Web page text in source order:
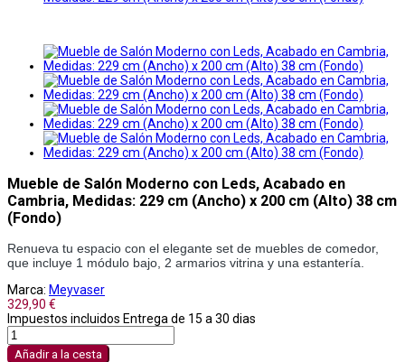
Mueble de Salón Moderno con Leds, Acabado en
Cambria, Medidas: 229 cm (Ancho) x 200 cm (Alto) 38 cm
(Fondo)
Renueva tu espacio con el elegante set de muebles de comedor,
que incluye 1 módulo bajo, 2 armarios vitrina y una estantería.
Marca: Meyvaser
329,90 €
Impuestos incluidos Entrega de 15 a 30 dias
Añadir a la cesta